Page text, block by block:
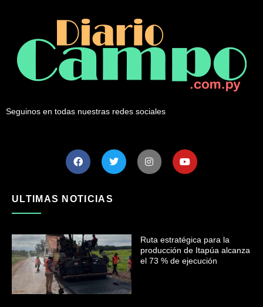
Seguinos en todas nuestras redes sociales
ULTIMAS NOTICIAS
Ruta estratégica para la
producción de Itapúa alcanza
el 73 % de ejecución